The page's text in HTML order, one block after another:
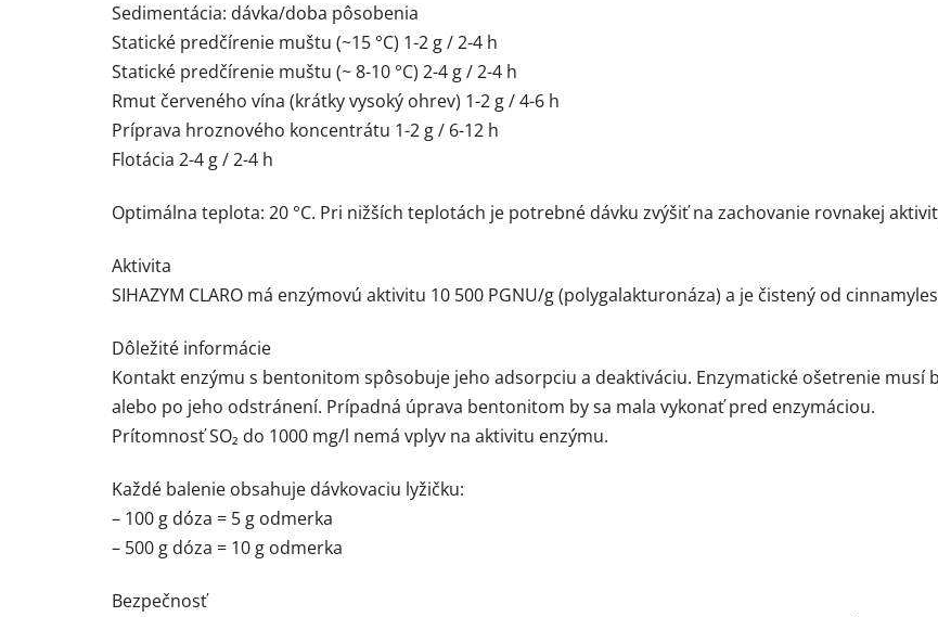
Sedimentácia: dávka/doba pôsobenia
Statické predčírenie muštu (~15 °C) 1-2 g / 2-4 h
Statické predčírenie muštu (~ 8-10 °C) 2-4 g / 2-4 h
Rmut červeného vína (krátky vysoký ohrev) 1-2 g / 4-6 h
Príprava hroznového koncentrátu 1-2 g / 6-12 h
Flotácia 2-4 g / 2-4 h
Optimálna teplota: 20 °C. Pri nižších teplotách je potrebné dávku zvýšiť na zachovanie rovnakej
Aktivita
SIHAZYM CLARO má enzýmovú aktivitu 10 500 PGNU/g (polygalakturonáza) a je čistený od
Dôležité informácie
Kontakt enzýmu s bentonitom spôsobuje jeho adsorpciu a deaktiváciu. Enzymatické ošetrenie
alebo po jeho odstránení. Prípadná úprava bentonitom by sa mala vykonať pred enzymáciou.
Prítomnosť SO₂ do 1000 mg/l nemá vplyv na aktivitu enzýmu.
Každé balenie obsahuje dávkovaciu lyžičku:
– 100 g dóza = 5 g odmerka
– 500 g dóza = 10 g odmerka
Bezpečnosť